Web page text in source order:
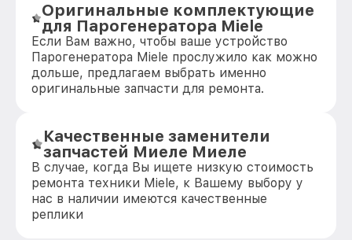
Оригинальные комплектующие
для Парогенератора Miele
Если Вам важно, чтобы ваше устройство
Парогенератора Miele прослужило как можно
дольше, предлагаем выбрать именно
оригинальные запчасти для ремонта.
Качественные заменители
запчастей Миеле Миеле
В случае, когда Вы ищете низкую стоимость
ремонта техники Miele, к Вашему выбору у
нас в наличии имеются качественные
реплики